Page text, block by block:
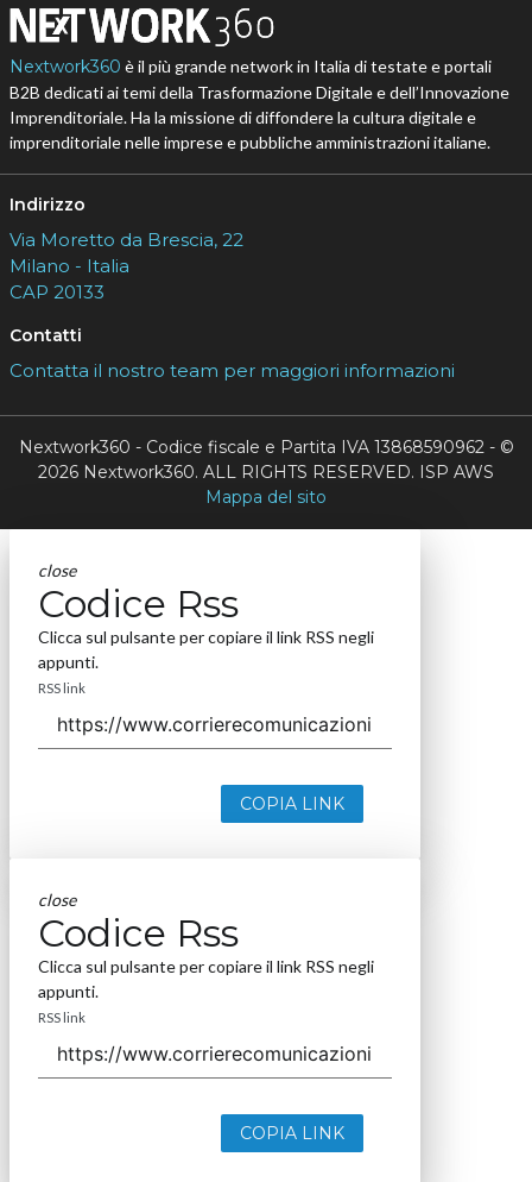
Nextwork360 è il più grande network in Italia di testate e portali
B2B dedicati ai temi della Trasformazione Digitale e dell’Innovazione
Imprenditoriale. Ha la missione di diffondere la cultura digitale e
imprenditoriale nelle imprese e pubbliche amministrazioni italiane.
Indirizzo
Via Moretto da Brescia, 22
Milano - Italia
CAP 20133
Contatti
Contatta il nostro team per maggiori informazioni
Nextwork360 - Codice fiscale e Partita IVA 13868590962 - ©
2026 Nextwork360. ALL RIGHTS RESERVED. ISP AWS
Mappa del sito
close
Codice Rss
Clicca sul pulsante per copiare il link RSS negli
appunti.
RSS link
COPIA LINK
close
Codice Rss
Clicca sul pulsante per copiare il link RSS negli
appunti.
RSS link
COPIA LINK